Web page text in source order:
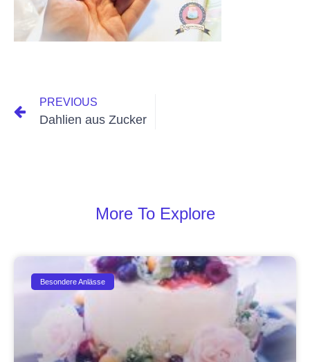
PREVIOUS
Dahlien aus Zucker
More To Explore
Besondere Anlässe